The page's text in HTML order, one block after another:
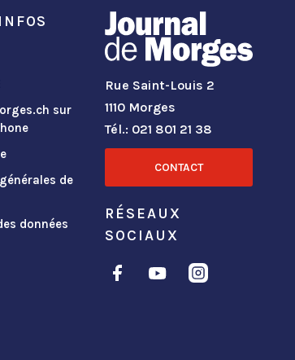
sur
de
données
Rue Saint-Louis 2
1110 Morges
Tél.: 021 801 21 38
CONTACT
RÉSEAUX
SOCIAUX